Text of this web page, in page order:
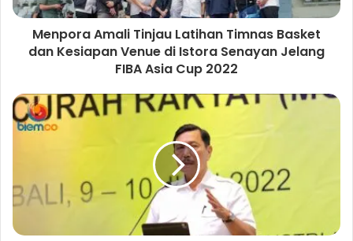
Menpora Amali Tinjau Latihan Timnas Basket
dan Kesiapan Venue di Istora Senayan Jelang
FIBA Asia Cup 2022